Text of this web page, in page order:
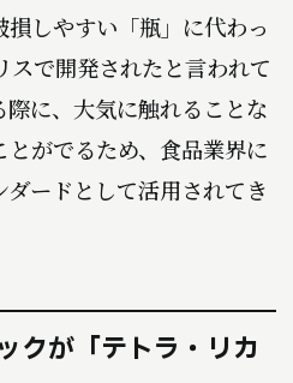
しやすい「瓶」に代わっ
スで開発されたと言われて
に、大気に触れることな
とがでるため、食品業界に
ードとして活用されてき
クが「テトラ・リカ